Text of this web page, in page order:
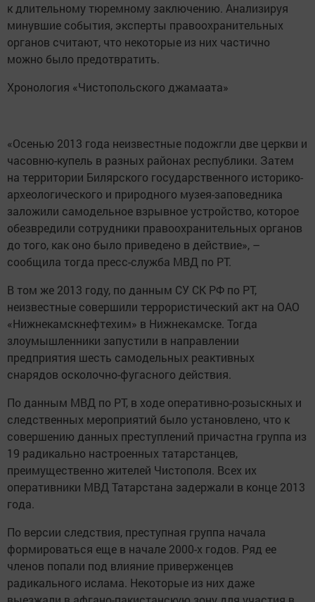
к длительному тюремному заключению. Анализируя
минувшие события, эксперты правоохранительных
органов считают, что некоторые из них частично
можно было предотвратить.
Хронология «Чистопольского джамаата»
«Осенью 2013 года неизвестные подожгли две церкви и
часовню-купель в разных районах республики. Затем
на территории Билярского государственного историко-
археологического и природного музея-заповедника
заложили самодельное взрывное устройство, которое
обезвредили сотрудники правоохранительных органов
до того, как оно было приведено в действие», –
сообщила тогда пресс-служба МВД по РТ.
В том же 2013 году, по данным СУ СК РФ по РТ,
неизвестные совершили террористический акт на ОАО
«Нижнекамскнефтехим» в Нижнекамске. Тогда
злоумышленники запустили в направлении
предприятия шесть самодельных реактивных
снарядов осколочно-фугасного действия.
По данным МВД по РТ, в ходе оперативно-розыскных и
следственных мероприятий было установлено, что к
совершению данных преступлений причастна группа из
19 радикально настроенных татарстанцев,
преимущественно жителей Чистополя. Всех их
оперативники МВД Татарстана задержали в конце 2013
года.
По версии следствия, преступная группа начала
формироваться еще в начале 2000-х годов. Ряд ее
членов попали под влияние приверженцев
радикального ислама. Некоторые из них даже